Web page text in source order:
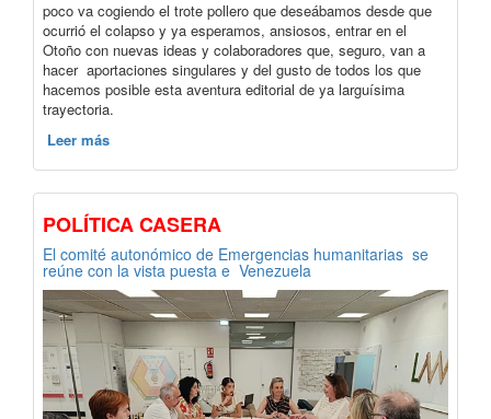
poco va cogiendo el trote pollero que deseábamos desde que
ocurrió el colapso y ya esperamos, ansiosos, entrar en el
Otoño con nuevas ideas y colaboradores que, seguro, van a
hacer aportaciones singulares y del gusto de todos los que
hacemos posible esta aventura editorial de ya larguísima
trayectoria.
Leer más
POLÍTICA CASERA
El comité autonómico de Emergencias humanitarias se
reúne con la vista puesta e Venezuela